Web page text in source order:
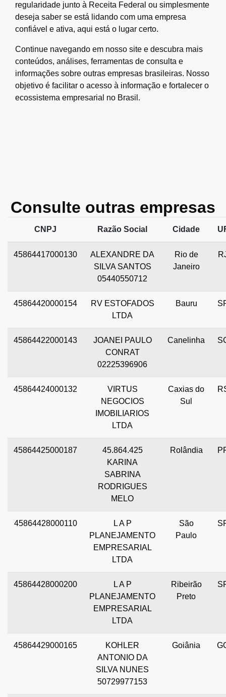
regularidade junto à Receita Federal ou simplesmente
deseja saber se está lidando com uma empresa
confiável e ativa, aqui está o lugar certo.
Continue navegando em nosso site e descubra mais
conteúdos, análises, ferramentas de consulta e
informações sobre outras empresas brasileiras. Nosso
objetivo é facilitar o acesso à informação e fortalecer o
ecossistema empresarial no Brasil.
Consulte outras empresas
CNPJ Razão Social Cidade
45864417000130
ALEXANDRE DA
SILVA SANTOS
05440550712
Rio de
Janeiro
45864420000154
RV ESTOFADOS
LTDA
Bauru
45864422000143
JOANEI PAULO
CONRAT
02225396906
Canelinha
45864424000132
VIRTUS
NEGOCIOS
IMOBILIARIOS
LTDA
Caxias do
Sul
45864425000187
45.864.425
KARINA
SABRINA
RODRIGUES
MELO
Rolândia
45864428000110
L A P
PLANEJAMENTO
EMPRESARIAL
LTDA
São
Paulo
45864428000200
L A P
PLANEJAMENTO
EMPRESARIAL
LTDA
Ribeirão
Preto
45864429000165
KOHLER
ANTONIO DA
SILVA NUNES
50729977153
Goiânia